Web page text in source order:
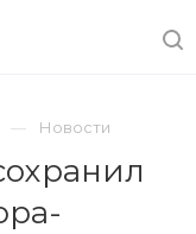
Новости